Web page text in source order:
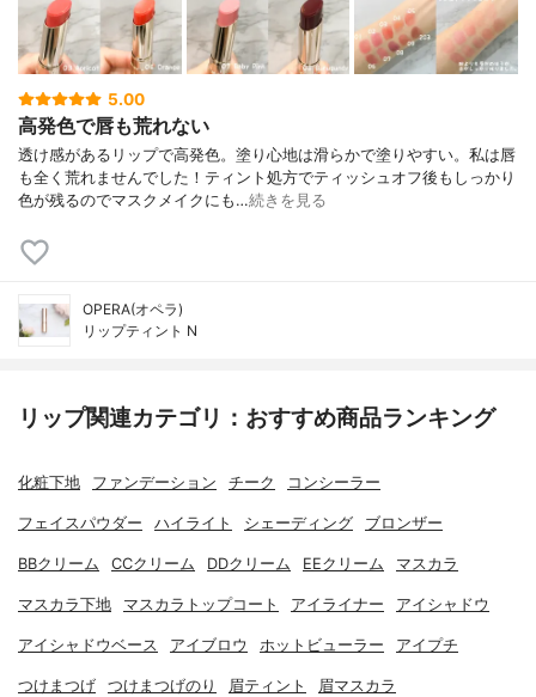
5.00
高発色で唇も荒れない
透け感があるリップで高発色。塗り心地は滑らかで塗りやすい。 私は唇
も全く荒れませんでした！ ティント処方でティッシュオフ後もしっかり
色が残るのでマスクメイクにも…続きを見る
OPERA(オペラ)
リップティント N
リップ関連カテゴリ：おすすめ商品ランキング
化粧下地 ファンデーション チーク コンシーラー
フェイスパウダー ハイライト シェーディング ブロンザー
BBクリーム CCクリーム DDクリーム EEクリーム マスカラ
マスカラ下地 マスカラトップコート アイライナー アイシャドウ
アイシャドウベース アイブロウ ホットビューラー アイプチ
つけまつげ つけまつげのり 眉ティント 眉マスカラ